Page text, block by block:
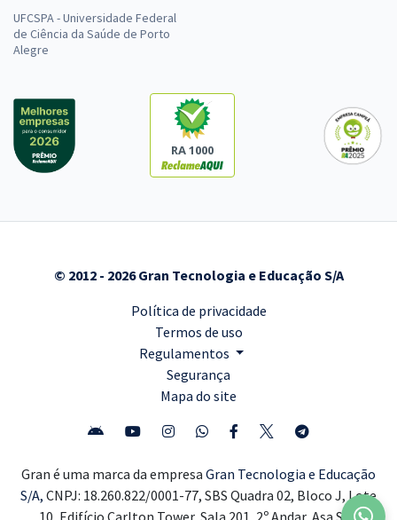
UFCSPA - Universidade Federal
de Ciência da Saúde de Porto
Alegre
RA 1000
© 2012 - 2026 Gran Tecnologia e Educação S/A
Política de privacidade
Termos de uso
Regulamentos
Segurança
Mapa do site
Gran é uma marca da empresa Gran Tecnologia e Educação
S/A, CNPJ: 18.260.822/0001-77, SBS Quadra 02, Bloco J, Lote
10, Edifício Carlton Tower, Sala 201, 2º Andar, Asa Sul,